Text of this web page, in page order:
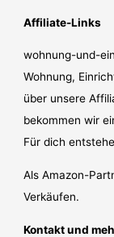
Affiliate-Links
wohnung-und-
Wohnung,
über unsere
bekommen wir
Für dich
Als Amazon-
Verkäufen.
Kontakt und